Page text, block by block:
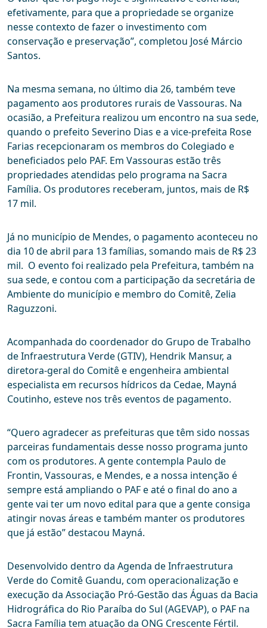
efetivamente, para que a propriedade se organize
nesse contexto de fazer o investimento com
conservação e preservação”, completou José Márcio
Santos.
Na mesma semana, no último dia 26, também teve
pagamento aos produtores rurais de Vassouras. Na
ocasião, a Prefeitura realizou um encontro na sua sede,
quando o prefeito Severino Dias e a vice-prefeita Rose
Farias recepcionaram os membros do Colegiado e
beneficiados pelo PAF. Em Vassouras estão três
propriedades atendidas pelo programa na Sacra
Família. Os produtores receberam, juntos, mais de R$
17 mil.
Já no município de Mendes, o pagamento aconteceu no
dia 10 de abril para 13 famílias, somando mais de R$ 23
mil. O evento foi realizado pela Prefeitura, também na
sua sede, e contou com a participação da secretária de
Ambiente do município e membro do Comitê, Zelia
Raguzzoni.
Acompanhada do coordenador do Grupo de Trabalho
de Infraestrutura Verde (GTIV), Hendrik Mansur, a
diretora-geral do Comitê e engenheira ambiental
especialista em recursos hídricos da Cedae, Mayná
Coutinho, esteve nos três eventos de pagamento.
“Quero agradecer as prefeituras que têm sido nossas
parceiras fundamentais desse nosso programa junto
com os produtores. A gente contempla Paulo de
Frontin, Vassouras, e Mendes, e a nossa intenção é
sempre está ampliando o PAF e até o final do ano a
gente vai ter um novo edital para que a gente consiga
atingir novas áreas e também manter os produtores
que já estão” destacou Mayná.
Desenvolvido dentro da Agenda de Infraestrutura
Verde do Comitê Guandu, com operacionalização e
execução da Associação Pró-Gestão das Águas da Bacia
Hidrográfica do Rio Paraíba do Sul (AGEVAP), o PAF na
Sacra Família tem atuação da ONG Crescente Fértil.